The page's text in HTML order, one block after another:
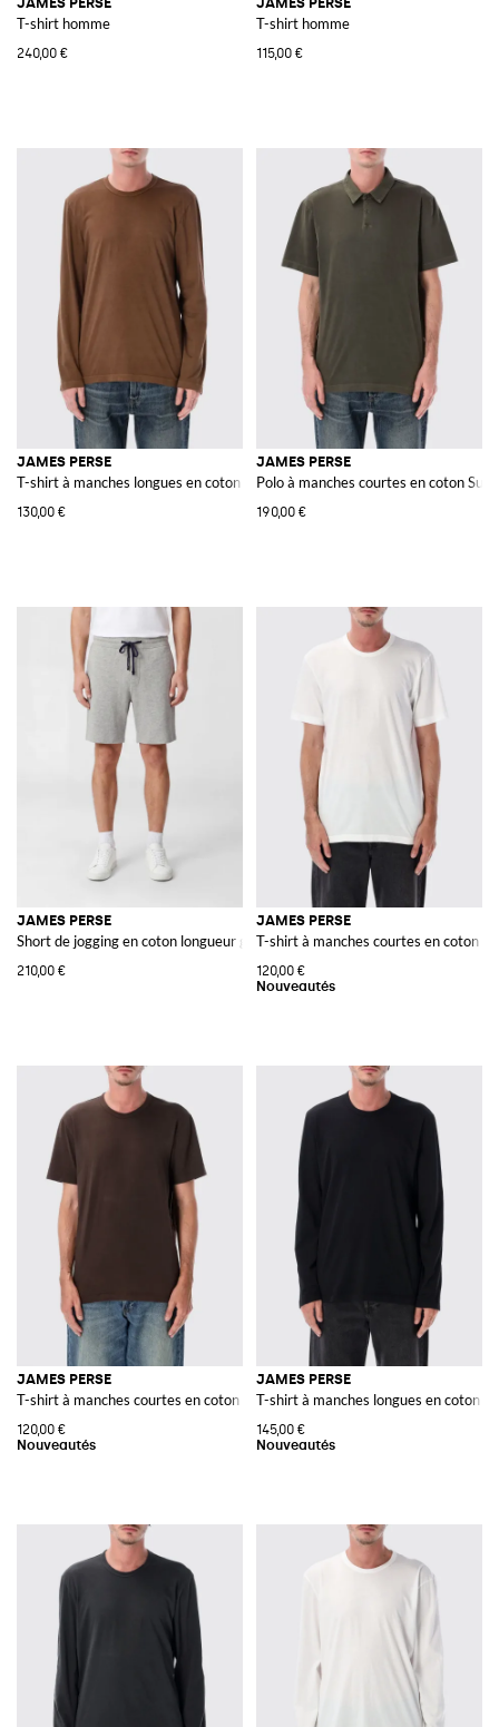
T-shirt homme
240,00 €
T-shirt homme
115,00 €
JAMES PERSE
T-shirt à manches longues en coton avec col rond
130,00 €
JAMES PERSE
Polo à manches courtes en coton
190,00 €
JAMES PERSE
Short de jogging en coton longueur genou avec cordon
210,00 €
JAMES PERSE
T-shirt à manches courtes en coton
120,00 €
JAMES PERSE
T-shirt à manches courtes en coton avec col ras du cou
120,00 €
JAMES PERSE
T-shirt à manches longues en coton
145,00 €